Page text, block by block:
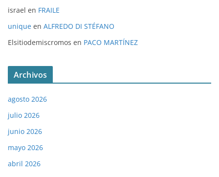
israel en FRAILE
unique en ALFREDO DI STÉFANO
Elsitiodemiscromos en PACO MARTÍNEZ
Archivos
agosto 2026
julio 2026
junio 2026
mayo 2026
abril 2026